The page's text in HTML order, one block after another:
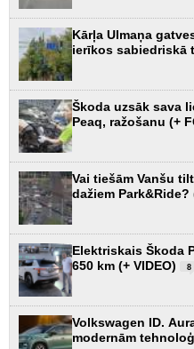
Kārļa Ulmaņa
ierīkos sabiedriskā
Škoda uzsāk sava
Peaq, ražošanu (+
Vai tiešām Vanšu
dažiem Park&Ride?
Elektriskais Škoda
650 km (+ VIDEO)
8
Volkswagen ID.
modernām